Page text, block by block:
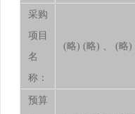
采购
项目
名
称：
(略) (略) 、 (略)
预算